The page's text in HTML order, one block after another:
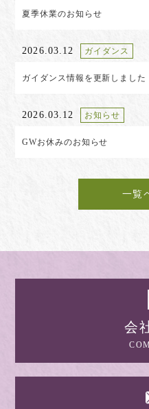
夏季休業のお知らせ
2026.03.12 ガイダンス
ガイダンス情報を更新しました
2026.03.12 お知らせ
GWお休みのお知らせ
一覧
会